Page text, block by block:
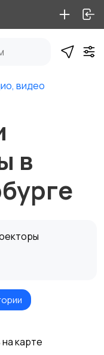
видео
в
карте